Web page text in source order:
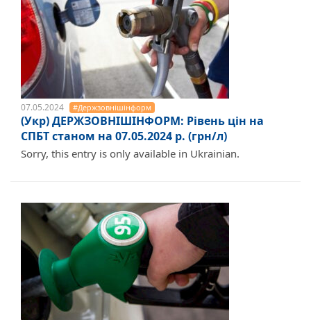
07.05.2024 #Держзовнішінформ
(Укр) ДЕРЖЗОВНІШІНФОРМ: Рівень цін на
СПБТ станом на 07.05.2024 р. (грн/л)
Sorry, this entry is only available in Ukrainian.